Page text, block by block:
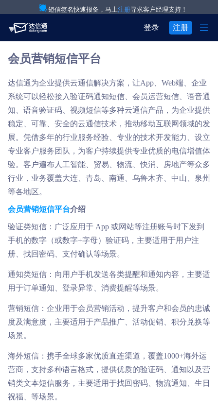
短信签名快速报备，马上注册寻求客户经理支持！
登录 注册 
产品与服务 
验证码通知短信
营销短信
彩信群发
语音通知
语音验证码
短信签名认证
解决方案 

 电商行业
 物流行业
 房产行业
 商超行业
 关于达信通
行业资讯
注册
用户中心 
会员营销短信平台
达信通为企业提供云通信解决方案，让App、Web端、企业
系统可以轻松接入验证码通知短信、会员运营短信、语音通
知、语音验证码、视频短信等多种云通信产品，为企业提供
稳定、可靠、安全的云通信技术，推动移动互联网领域的发
展。凭借多年的行业服务经验、专业的技术开发能力、设立
专业客户服务团队，为客户持续提供专业优质的电信增值体
验。客户遍布人工智能、贸易、物流、快消、房地产等众多
行业，业务覆盖大连、青岛、南通、乌鲁木齐、中山、泉州
等各地区。
会员营销短信平台介绍
验证类短信：广泛应用于 App 或网站等注册账号时下发到
手机的数字（或数字+字母）验证码，主要适用于用户注
册、找回密码、支付确认等场景。
通知类短信：向用户手机发送各类提醒和通知内容，主要适
用于订单通知、登录异常、消费提醒等场景。
营销短信：企业用于会员营销活动，提升客户和会员的忠诚
度及满意度，主要适用于产品推广、活动促销、积分兑换等
场景。
海外短信：携手全球多家优质直连渠道，覆盖1000+海外运
营商，支持多种语言格式，提供优质的验证码、通知以及营
销类文本短信服务，主要适用于找回密码、物流通知、生日
祝福、等场景。